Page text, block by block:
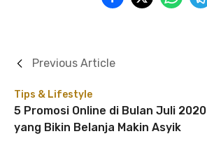
Tips & Lifestyle
5 Promosi Online di Bulan Juli 2020
yang Bikin Belanja Makin Asyik
Previous Article